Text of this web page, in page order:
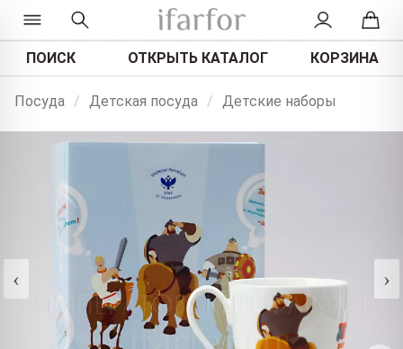
ПОИСК ОТКРЫТЬ КАТАЛОГ КОРЗИНА
Посуда / Детская посуда / Детские наборы
‹ ›